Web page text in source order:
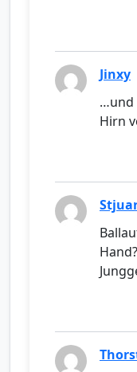
Jinxy
…und
Hirn